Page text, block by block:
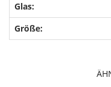
Glas:
Größe: